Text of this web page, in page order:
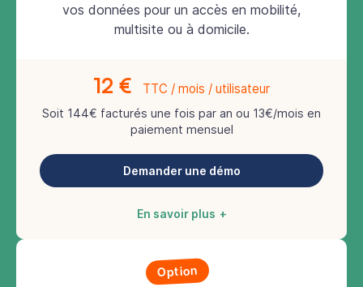
vos données pour un accès en mobilité,
multisite ou à domicile.
12 € TTC / mois / utilisateur
Soit 144€ facturés une fois par an ou 13€/mois en
paiement mensuel
Demander une démo
En savoir plus
Option